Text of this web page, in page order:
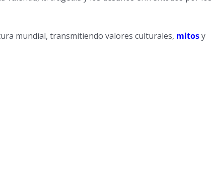
mundial, transmitiendo valores culturales, mitosy